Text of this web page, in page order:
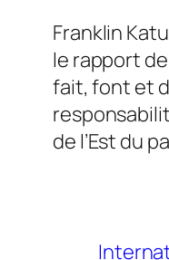
Franklin
le rapport
fait, font et
de l’Est du